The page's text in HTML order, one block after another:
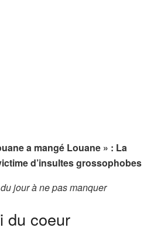
a mangé Louane » : La
d’insultes grossophobes
jour à ne pas manquer
du coeur